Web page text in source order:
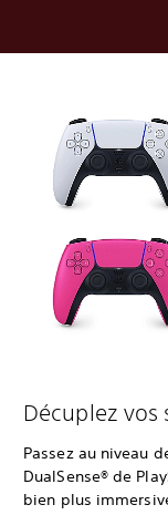
Décuplez
Passez au niveau
DualSense® de
bien plus